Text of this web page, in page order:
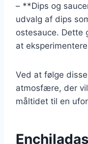
– **Dips og
udvalg af dips
ostesauce. Dette
at
Ved at følge
atmosfære, der
måltidet til en